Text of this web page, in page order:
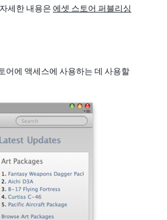
세한 내용은 에셋 스토어 퍼블리싱
어에 액세스에 사용하는 데 사용할